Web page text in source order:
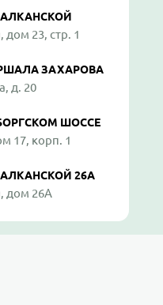
дом 23, стр. 1
ЗАХАРОВА
д. 20
ШОССЕ
17, корп. 1
26А
дом 26А